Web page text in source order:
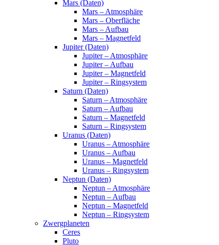
Mars (Daten)
Mars – Atmosphäre
Mars – Oberfläche
Mars – Aufbau
Mars – Magnetfeld
Jupiter (Daten)
Jupiter – Atmosphäre
Jupiter – Aufbau
Jupiter – Magnetfeld
Jupiter – Ringsystem
Saturn (Daten)
Saturn – Atmosphäre
Saturn – Aufbau
Saturn – Magnetfeld
Saturn – Ringsystem
Uranus (Daten)
Uranus – Atmosphäre
Uranus – Aufbau
Uranus – Magnetfeld
Uranus – Ringsystem
Neptun (Daten)
Neptun – Atmosphäre
Neptun – Aufbau
Neptun – Magnetfeld
Neptun – Ringsystem
Zwergplaneten
Ceres
Pluto